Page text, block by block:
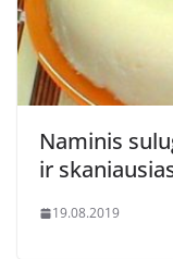
Naminis
ir
19.08.2019